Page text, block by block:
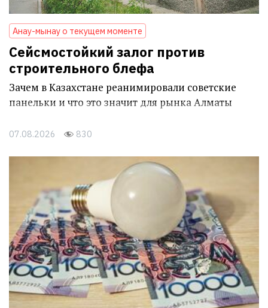
Анау-мынау о текущем моменте
Сейсмостойкий залог против
строительного блефа
Зачем в Казахстане реанимировали советские
панельки и что это значит для рынка Алматы
07.08.2026 830